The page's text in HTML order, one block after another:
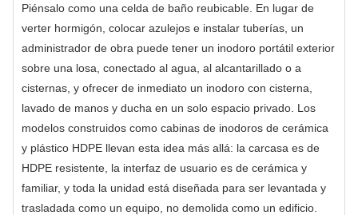
Piénsalo como una celda de baño reubicable. En lugar de
verter hormigón, colocar azulejos e instalar tuberías, un
administrador de obra puede tener un inodoro portátil exterior
sobre una losa, conectado al agua, al alcantarillado o a
cisternas, y ofrecer de inmediato un inodoro con cisterna,
lavado de manos y ducha en un solo espacio privado. Los
modelos construidos como cabinas de inodoros de cerámica
y plástico HDPE llevan esta idea más allá: la carcasa es de
HDPE resistente, la interfaz de usuario es de cerámica y
familiar, y toda la unidad está diseñada para ser levantada y
trasladada como un equipo, no demolida como un edificio.